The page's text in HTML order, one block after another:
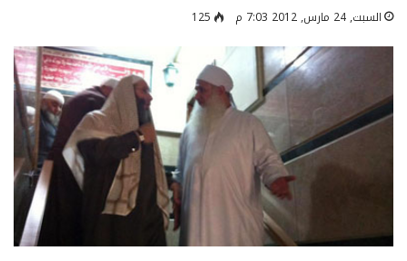
السبت, 24 مارس, 2012 7:03 م 125